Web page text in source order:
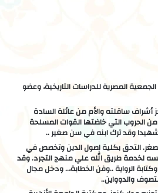
المصرية للدراسات التاريخية، وعضو
ساقلته والأم من عائلة السادة
الحروب التي خاضتها القوات المسلحة
شهيدا وقد ترك ابنه في سن صغير ..
الصغر. التحق بكلية اصول الدين وتخصص في
لخدمة طريق الله علي منهج التجرد. وقد
الرواية ..وفن الخطابة،.. ودخل مجال
والدوواين..